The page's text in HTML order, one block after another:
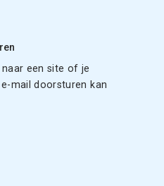
een site of je
mail doorsturen kan